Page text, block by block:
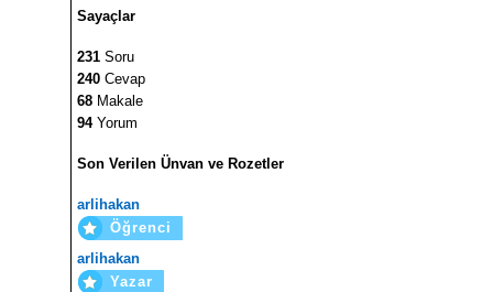
Sayaçlar
231 Soru
240 Cevap
68 Makale
94Yorum
Son Verilen Ünvan ve Rozetler
arlihakan
Öğrenci
arlihakan
Yazar